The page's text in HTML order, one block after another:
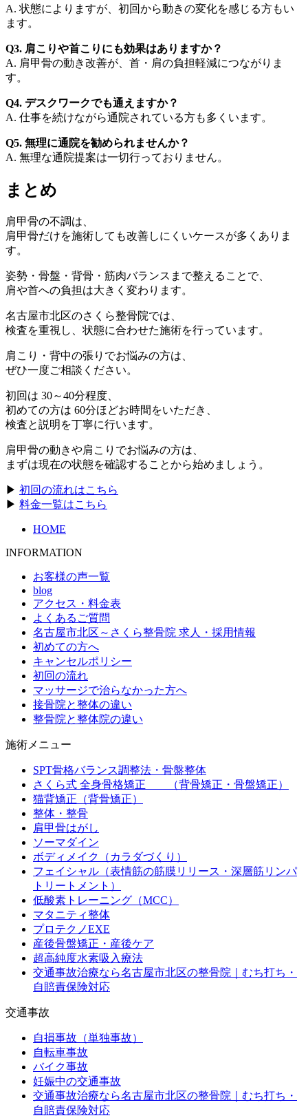
A. 状態によりますが、初回から動きの変化を感じる方もい
ます。
Q3. 肩こりや首こりにも効果はありますか？
A. 肩甲骨の動き改善が、首・肩の負担軽減につながりま
す。
Q4. デスクワークでも通えますか？
A. 仕事を続けながら通院されている方も多くいます。
Q5. 無理に通院を勧められませんか？
A. 無理な通院提案は一切行っておりません。
まとめ
肩甲骨の不調は、
肩甲骨だけを施術しても改善しにくいケースが多くありま
す。
姿勢・骨盤・背骨・筋肉バランスまで整えることで、
肩や首への負担は大きく変わります。
名古屋市北区のさくら整骨院では、
検査を重視し、状態に合わせた施術を行っています。
肩こり・背中の張りでお悩みの方は、
ぜひ一度ご相談ください。
初回は 30～40分程度、
初めての方は 60分ほどお時間をいただき、
検査と説明を丁寧に行います。
肩甲骨の動きや肩こりでお悩みの方は、
まずは現在の状態を確認することから始めましょう。
▶ 初回の流れはこちら
▶ 料金一覧はこちら
HOME
INFORMATION
お客様の声一覧
blog
アクセス・料金表
よくあるご質問
名古屋市北区～さくら整骨院 求人・採用情報
初めての方へ
キャンセルポリシー
初回の流れ
マッサージで治らなかった方へ
接骨院と整体の違い
整骨院と整体院の違い
施術メニュー
SPT骨格バランス調整法・骨盤整体
さくら式 全身骨格矯正 （背骨矯正・骨盤矯正）
猫背矯正（背骨矯正）
整体・整骨
肩甲骨はがし
ソーマダイン
ボディメイク（カラダづくり）
フェイシャル（表情筋の筋膜リリース・深層筋リンパ
トリートメント）
低酸素トレーニング（MCC）
マタニティ整体
プロテクノEXE
産後骨盤矯正・産後ケア
超高純度水素吸入療法
交通事故治療なら名古屋市北区の整骨院｜むち打ち・
自賠責保険対応
交通事故
自損事故（単独事故）
自転車事故
バイク事故
妊娠中の交通事故
交通事故治療なら名古屋市北区の整骨院｜むち打ち・
自賠責保険対応